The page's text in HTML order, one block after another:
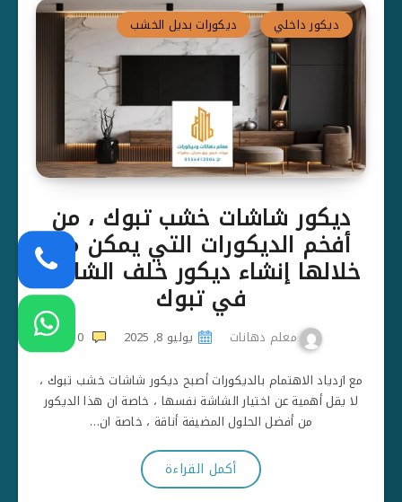
ديكور داخلي ديكورات بديل الخشب
ديكور شاشات خشب تبوك ، من
أفخم الديكورات التي يمكن من
خلالها إنشاء ديكور خلف الشاشة
في تبوك
معلم دهانات يوليو 8, 2025
0
مع ازدياد الاهتمام بالديكورات أصبح ديكور شاشات خشب تبوك ،
لا يقل أهمية عن اختيار الشاشة نفسها ، خاصة ان هذا الديكور
من أفضل الحلول المضيفة أناقة ، خاصة ان…
أكمل القراءة